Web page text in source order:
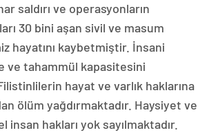
saldırı ve operasyonların
30 bini aşan sivil ve masum
hayatını kaybetmiştir. İnsani
ve tahammül kapasitesini
hayat ve varlık haklarına
ölüm yağdırmaktadır. Haysiyet ve
hakları yok sayılmaktadır.